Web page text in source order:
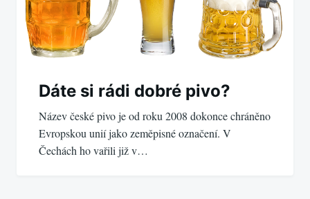
Dáte si rádi dobré pivo?
Název české pivo je od roku 2008 dokonce chráněno
Evropskou unií jako zeměpisné označení. V
Čechách ho vařili již v…